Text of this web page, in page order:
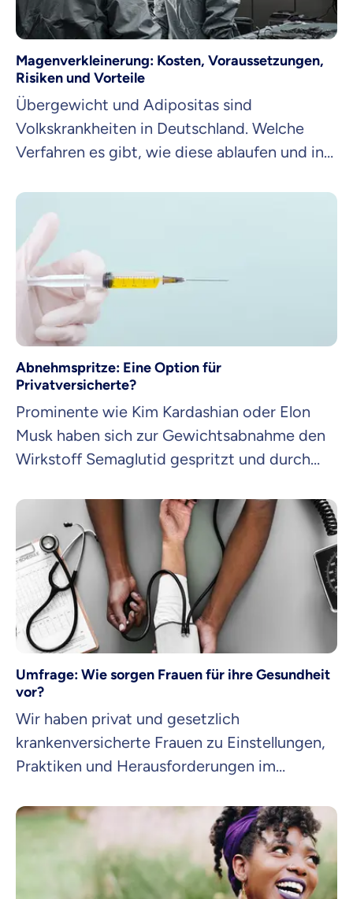
Magenverkleinerung: Kosten, Voraussetzungen,
Risiken und Vorteile
Übergewicht und Adipositas sind
Volkskrankheiten in Deutschland. Welche
Verfahren es gibt, wie diese ablaufen und in
Kosten übernimmt, erklärt der Artikel.
Abnehmspritze: Eine Option für
Privatversicherte?
Prominente wie Kim Kardashian oder Elon
Musk haben sich zur Gewichtsabnahme den
Wirkstoff Semaglutid gespritzt und durch
regelrechten Hype um die sogenannte
Abnehmpritze ausgelöst: Wie wirken
Abnehmspritzen und in welchen Fällen
sollten sie überhaupt zum Einsatz kommen?
Umfrage: Wie sorgen Frauen für ihre Gesundheit
vor?
Wir haben privat und gesetzlich
krankenversicherte Frauen zu Einstellungen,
Praktiken und Herausforderungen im
Vorsorgeuntersuchungen befragt.